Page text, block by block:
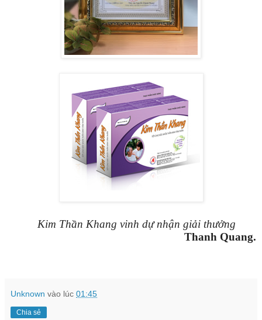
Kim Thần Khang vinh dự nhận giải thưởng
Thanh Quang.
Unknown vào lúc 01:45
Chia sẻ